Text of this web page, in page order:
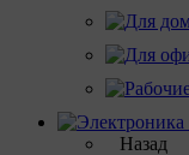
Назад